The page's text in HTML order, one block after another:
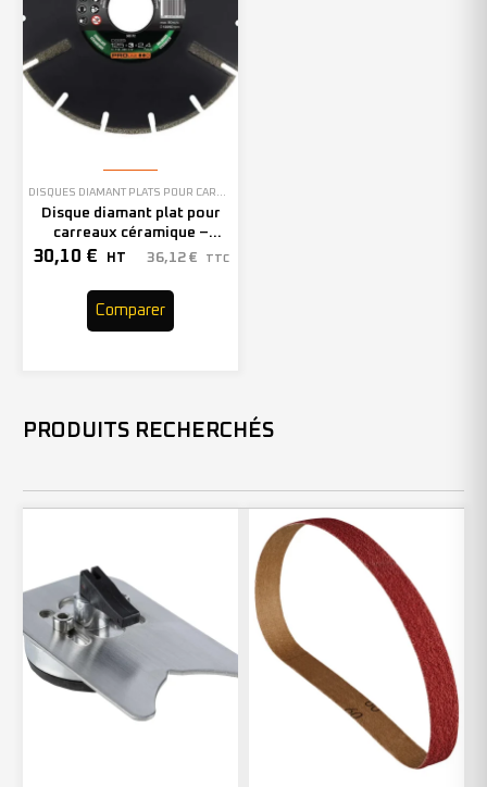
DISQUES DIAMANT PLATS POUR CARREAUX CÉRAMIQUE
Disque diamant plat pour
carreaux céramique –
125mm – 303172 (x1)
30,10 € HT 36,12 € TTC
Comparer
PRODUITS RECHERCHÉS